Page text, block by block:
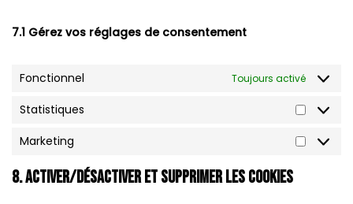
7.1 Gérez vos réglages de consentement
Fonctionnel Toujours activé
Statistiques
Marketing
8. Activer/désactiver et supprimer les cookies